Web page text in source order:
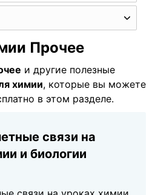
Прочее
и другие полезные
химии, которые вы можете
в этом разделе.
связи на
и биологии